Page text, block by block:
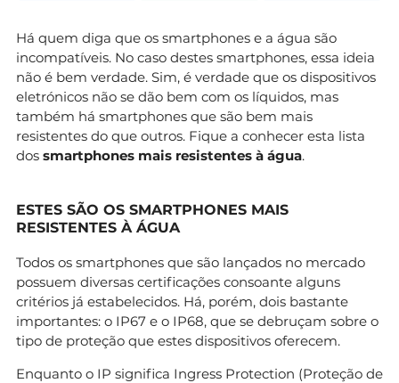
Há quem diga que os smartphones e a água são
incompatíveis. No caso destes smartphones, essa ideia
não é bem verdade. Sim, é verdade que os dispositivos
eletrónicos não se dão bem com os líquidos, mas
também há smartphones que são bem mais
resistentes do que outros. Fique a conhecer esta lista
dos smartphones mais resistentes à água.
ESTES SÃO OS SMARTPHONES MAIS
RESISTENTES À ÁGUA
Todos os smartphones que são lançados no mercado
possuem diversas certificações consoante alguns
critérios já estabelecidos. Há, porém, dois bastante
importantes: o IP67 e o IP68, que se debruçam sobre o
tipo de proteção que estes dispositivos oferecem.
Enquanto o IP significa Ingress Protection (Proteção de